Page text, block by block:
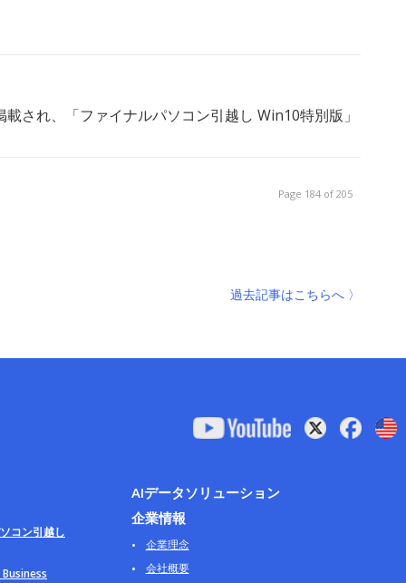
され、「ファイナルパソコン引越し Win10特別版」
Page 184 of 205
過去記事はこちらへ 〉
コン引越し
AIデータソリューション
企業情報
企業理念
会社概要